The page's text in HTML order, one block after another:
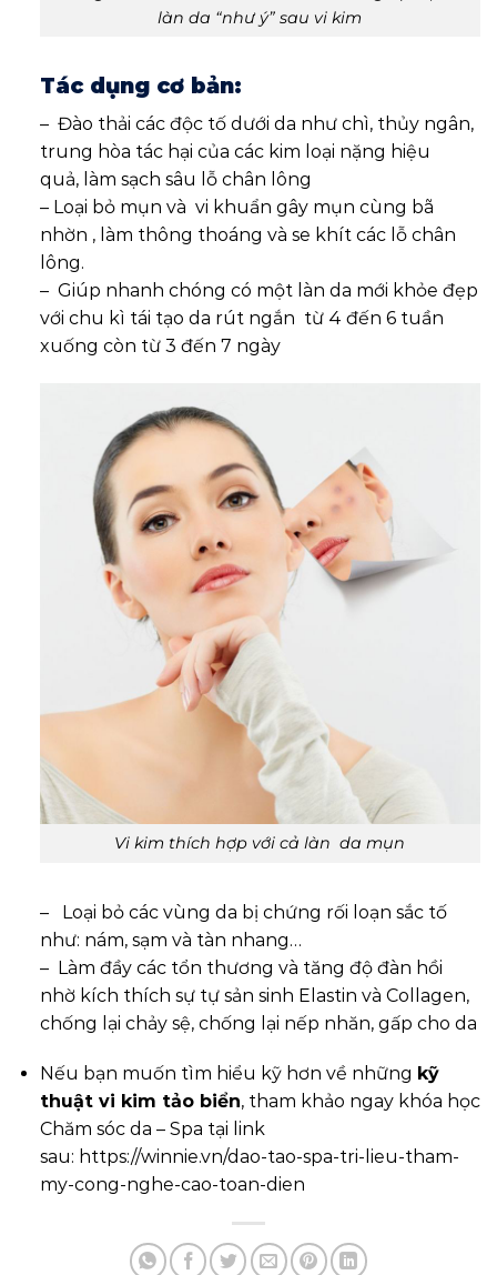
làn da “như ý” sau vi kim
Tác dụng cơ bản:
– Đào thải các độc tố dưới da như chì, thủy ngân,
trung hòa tác hại của các kim loại nặng hiệu
quả, làm sạch sâu lỗ chân lông
– Loại bỏ mụn và vi khuẩn gây mụn cùng bã
nhờn , làm thông thoáng và se khít các lỗ chân
lông.
– Giúp nhanh chóng có một làn da mới khỏe đẹp
với chu kì tái tạo da rút ngắn từ 4 đến 6 tuần
xuống còn từ 3 đến 7 ngày
Vi kim thích hợp với cả làn da mụn
– Loại bỏ các vùng da bị chứng rối loạn sắc tố
như: nám, sạm và tàn nhang…
– Làm đầy các tổn thương và tăng độ đàn hồi
nhờ kích thích sự tự sản sinh Elastin và Collagen,
chống lại chảy sệ, chống lại nếp nhăn, gấp cho da
Nếu bạn muốn tìm hiểu kỹ hơn về những kỹ
thuật vi kim tảo biển, tham khảo ngay khóa học
Chăm sóc da – Spa tại link
sau: https://winnie.vn/dao-tao-spa-tri-lieu-tham-
my-cong-nghe-cao-toan-dien